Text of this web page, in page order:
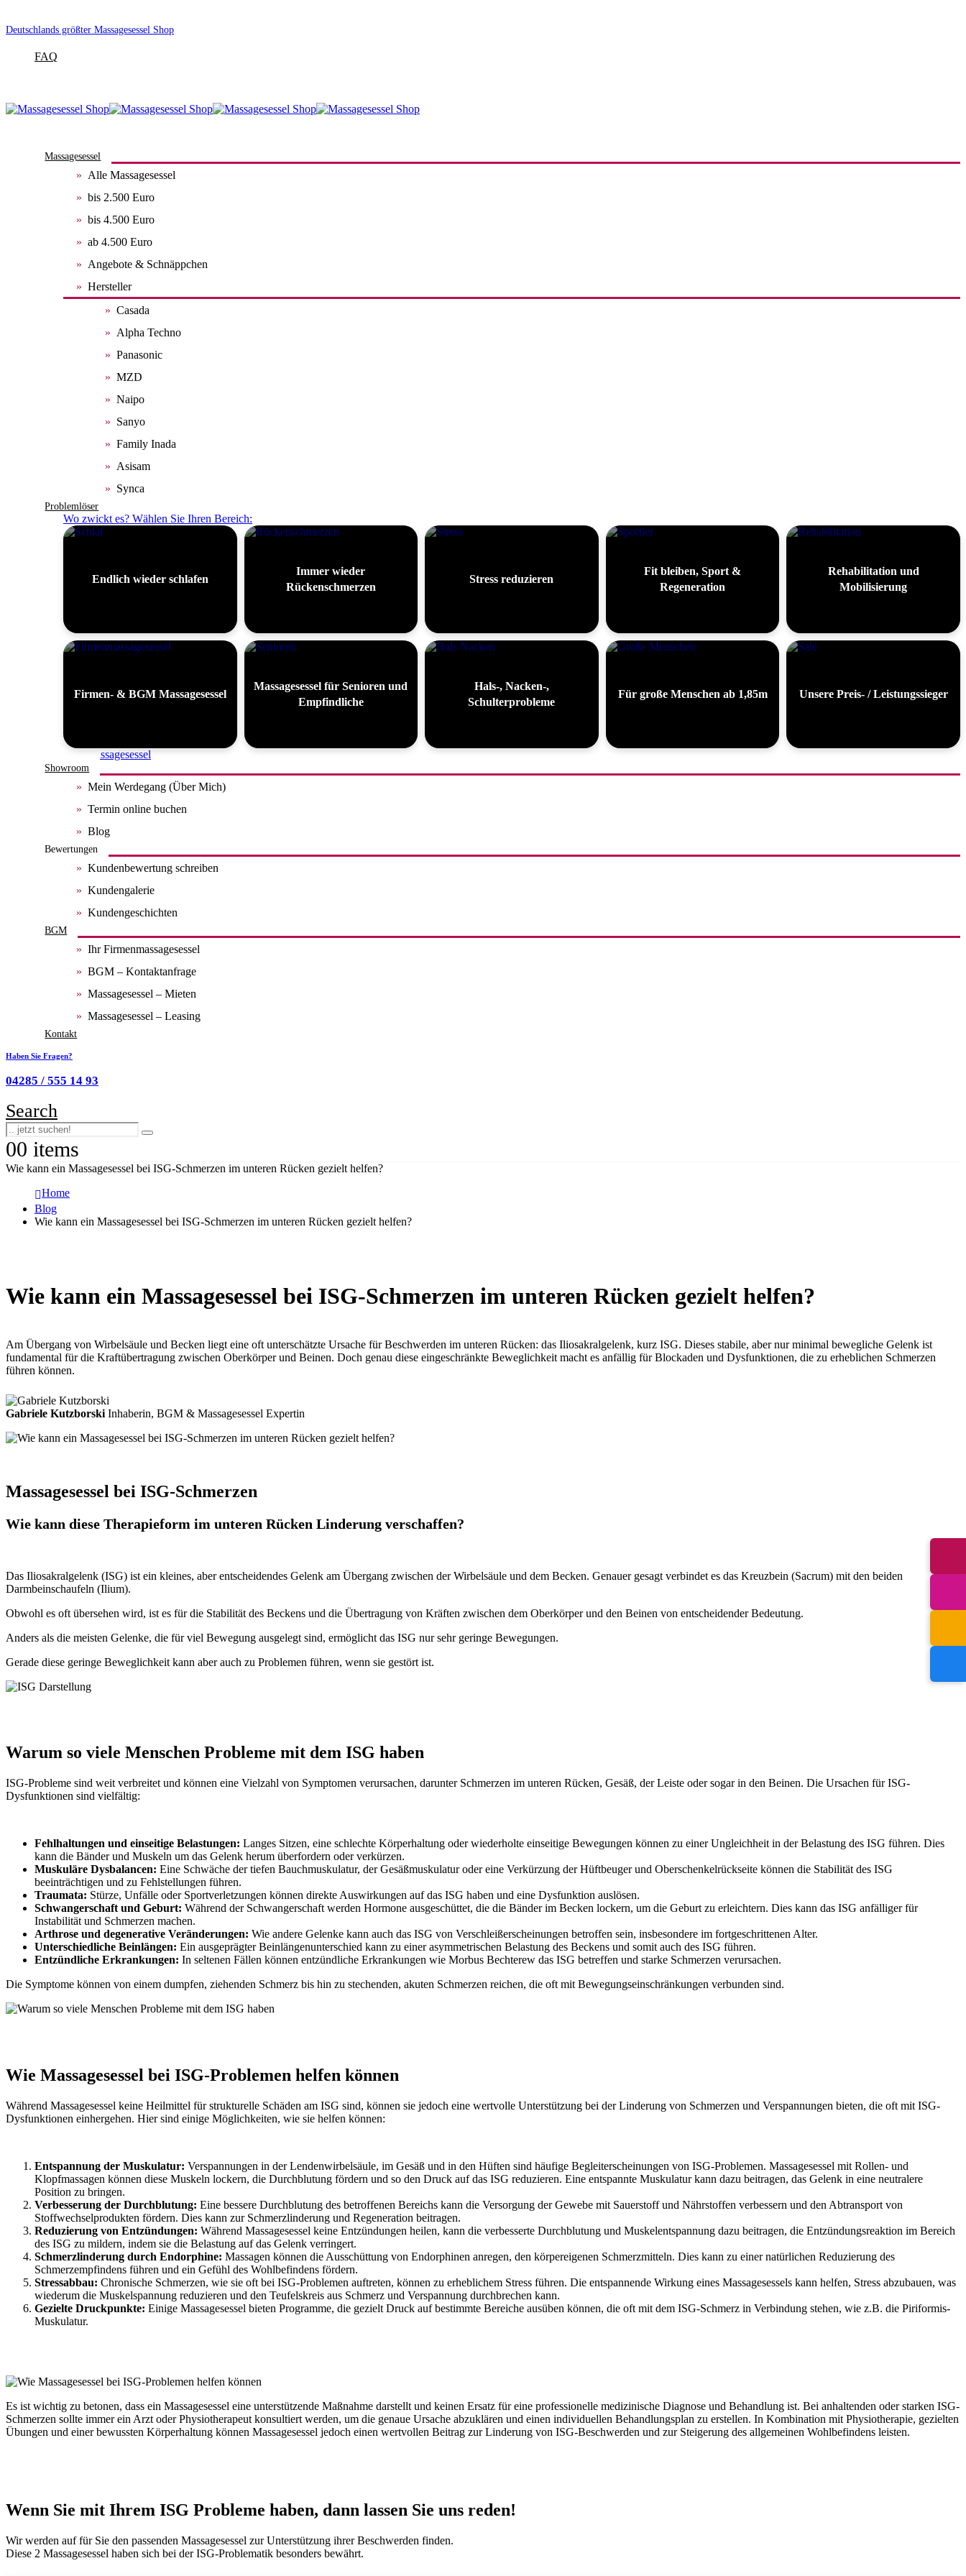
Deutschlands größter Massagesessel Shop
FAQ
Massagesessel
Alle Massagesessel
bis 2.500 Euro
bis 4.500 Euro
ab 4.500 Euro
Angebote & Schnäppchen
Hersteller
Casada
Alpha Techno
Panasonic
MZD
Naipo
Sanyo
Family Inada
Asisam
Synca
Problemlöser
Wo zwickt es? Wählen Sie Ihren Bereich:
Endlich wieder schlafen
Immer wieder
Rückenschmerzen
Stress reduzieren
Fit bleiben, Sport &
Regeneration
Rehabilitation und
Mobilisierung
Firmen- & BGM Massagesessel
Massagesessel für Senioren und
Empfindliche
Hals-, Nacken-,
Schulterprobleme
Für große Menschen ab 1,85m Unsere Preis- / Leistungssieger
Alle Massagesessel
Showroom
Mein Werdegang (Über Mich)
Termin online buchen
Blog
Bewertungen
Kundenbewertung schreiben
Kundengalerie
Kundengeschichten
BGM
Ihr Firmenmassagesessel
BGM – Kontaktanfrage
Massagesessel – Mieten
Massagesessel – Leasing
Kontakt
Haben Sie Fragen?
04285 / 555 14 93
Search
00 items
Wie kann ein Massagesessel bei ISG-Schmerzen im unteren Rücken gezielt helfen?
Home
Blog
Wie kann ein Massagesessel bei ISG-Schmerzen im unteren Rücken gezielt helfen?
Wie kann ein Massagesessel bei ISG-Schmerzen im unteren Rücken gezielt helfen?
Am Übergang von Wirbelsäule und Becken liegt eine oft unterschätzte Ursache für Beschwerden im unteren Rücken: das Iliosakralgelenk, kurz ISG. Dieses stabile, aber nur minimal bewegliche Gelenk ist
fundamental für die Kraftübertragung zwischen Oberkörper und Beinen. Doch genau diese eingeschränkte Beweglichkeit macht es anfällig für Blockaden und Dysfunktionen, die zu erheblichen Schmerzen
führen können.
Gabriele Kutzborski Inhaberin, BGM & Massagesessel Expertin
Massagesessel bei ISG-Schmerzen
Wie kann diese Therapieform im unteren Rücken Linderung verschaffen?
Das Iliosakralgelenk (ISG) ist ein kleines, aber entscheidendes Gelenk am Übergang zwischen der Wirbelsäule und dem Becken. Genauer gesagt verbindet es das Kreuzbein (Sacrum) mit den beiden
Darmbeinschaufeln (Ilium).
Obwohl es oft übersehen wird, ist es für die Stabilität des Beckens und die Übertragung von Kräften zwischen dem Oberkörper und den Beinen von entscheidender Bedeutung.
Anders als die meisten Gelenke, die für viel Bewegung ausgelegt sind, ermöglicht das ISG nur sehr geringe Bewegungen.
Gerade diese geringe Beweglichkeit kann aber auch zu Problemen führen, wenn sie gestört ist.
Warum so viele Menschen Probleme mit dem ISG haben
ISG-Probleme sind weit verbreitet und können eine Vielzahl von Symptomen verursachen, darunter Schmerzen im unteren Rücken, Gesäß, der Leiste oder sogar in den Beinen. Die Ursachen für ISG-
Dysfunktionen sind vielfältig:
Fehlhaltungen und einseitige Belastungen: Langes Sitzen, eine schlechte Körperhaltung oder wiederholte einseitige Bewegungen können zu einer Ungleichheit in der Belastung des ISG führen. Dies
kann die Bänder und Muskeln um das Gelenk herum überfordern oder verkürzen.
Muskuläre Dysbalancen: Eine Schwäche der tiefen Bauchmuskulatur, der Gesäßmuskulatur oder eine Verkürzung der Hüftbeuger und Oberschenkelrückseite können die Stabilität des ISG
beeinträchtigen und zu Fehlstellungen führen.
Traumata: Stürze, Unfälle oder Sportverletzungen können direkte Auswirkungen auf das ISG haben und eine Dysfunktion auslösen.
Schwangerschaft und Geburt: Während der Schwangerschaft werden Hormone ausgeschüttet, die die Bänder im Becken lockern, um die Geburt zu erleichtern. Dies kann das ISG anfälliger für
Instabilität und Schmerzen machen.
Arthrose und degenerative Veränderungen: Wie andere Gelenke kann auch das ISG von Verschleißerscheinungen betroffen sein, insbesondere im fortgeschrittenen Alter.
Unterschiedliche Beinlängen: Ein ausgeprägter Beinlängenunterschied kann zu einer asymmetrischen Belastung des Beckens und somit auch des ISG führen.
Entzündliche Erkrankungen: In seltenen Fällen können entzündliche Erkrankungen wie Morbus Bechterew das ISG betreffen und starke Schmerzen verursachen.
Die Symptome können von einem dumpfen, ziehenden Schmerz bis hin zu stechenden, akuten Schmerzen reichen, die oft mit Bewegungseinschränkungen verbunden sind.
Wie Massagesessel bei ISG-Problemen helfen können
Während Massagesessel keine Heilmittel für strukturelle Schäden am ISG sind, können sie jedoch eine wertvolle Unterstützung bei der Linderung von Schmerzen und Verspannungen bieten, die oft mit ISG-
Dysfunktionen einhergehen. Hier sind einige Möglichkeiten, wie sie helfen können:
Entspannung der Muskulatur: Verspannungen in der Lendenwirbelsäule, im Gesäß und in den Hüften sind häufige Begleiterscheinungen von ISG-Problemen. Massagesessel mit Rollen- und
Klopfmassagen können diese Muskeln lockern, die Durchblutung fördern und so den Druck auf das ISG reduzieren. Eine entspannte Muskulatur kann dazu beitragen, das Gelenk in eine neutralere
Position zu bringen.
Verbesserung der Durchblutung: Eine bessere Durchblutung des betroffenen Bereichs kann die Versorgung der Gewebe mit Sauerstoff und Nährstoffen verbessern und den Abtransport von
Stoffwechselprodukten fördern. Dies kann zur Schmerzlinderung und Regeneration beitragen.
Reduzierung von Entzündungen: Während Massagesessel keine Entzündungen heilen, kann die verbesserte Durchblutung und Muskelentspannung dazu beitragen, die Entzündungsreaktion im Bereich
des ISG zu mildern, indem sie die Belastung auf das Gelenk verringert.
Schmerzlinderung durch Endorphine: Massagen können die Ausschüttung von Endorphinen anregen, den körpereigenen Schmerzmitteln. Dies kann zu einer natürlichen Reduzierung des
Schmerzempfindens führen und ein Gefühl des Wohlbefindens fördern.
Stressabbau: Chronische Schmerzen, wie sie oft bei ISG-Problemen auftreten, können zu erheblichem Stress führen. Die entspannende Wirkung eines Massagesessels kann helfen, Stress abzubauen, was
wiederum die Muskelspannung reduzieren und den Teufelskreis aus Schmerz und Verspannung durchbrechen kann.
Gezielte Druckpunkte: Einige Massagesessel bieten Programme, die gezielt Druck auf bestimmte Bereiche ausüben können, die oft mit dem ISG-Schmerz in Verbindung stehen, wie z.B. die Piriformis-
Muskulatur.
Es ist wichtig zu betonen, dass ein Massagesessel eine unterstützende Maßnahme darstellt und keinen Ersatz für eine professionelle medizinische Diagnose und Behandlung ist. Bei anhaltenden oder starken ISG-
Schmerzen sollte immer ein Arzt oder Physiotherapeut konsultiert werden, um die genaue Ursache abzuklären und einen individuellen Behandlungsplan zu erstellen. In Kombination mit Physiotherapie, gezielten
Übungen und einer bewussten Körperhaltung können Massagesessel jedoch einen wertvollen Beitrag zur Linderung von ISG-Beschwerden und zur Steigerung des allgemeinen Wohlbefindens leisten.
Wenn Sie mit Ihrem ISG Probleme haben, dann lassen Sie uns reden!
Wir werden auf für Sie den passenden Massagesessel zur Unterstützung ihrer Beschwerden finden.
Diese 2 Massagesessel haben sich bei der ISG-Problematik besonders bewährt.